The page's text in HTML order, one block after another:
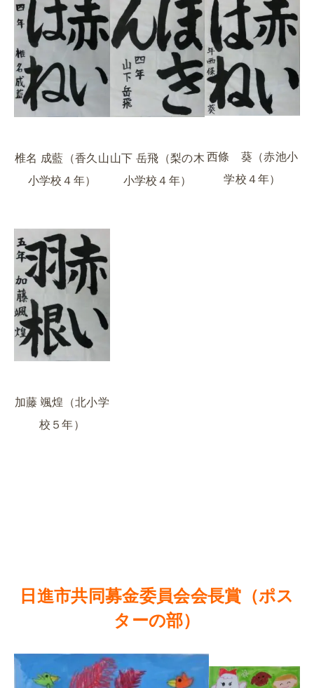
椎名 成藍（香久山
小学校４年）
山下 岳飛（梨の木
小学校４年）
西條 葵（赤池小
学校４年）
加藤 颯煌（北小学
校５年）
日進市共同募金委員会会長賞（ポス
ターの部）